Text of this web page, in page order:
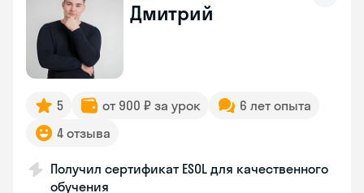
Дмитрий
5 от 900 ₽ за урок
6 лет опыта
4 отзыва
Получил сертификат ESOL для качественного
обучения